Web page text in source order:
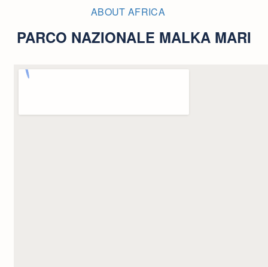
ABOUT AFRICA
PARCO NAZIONALE MALKA MARI